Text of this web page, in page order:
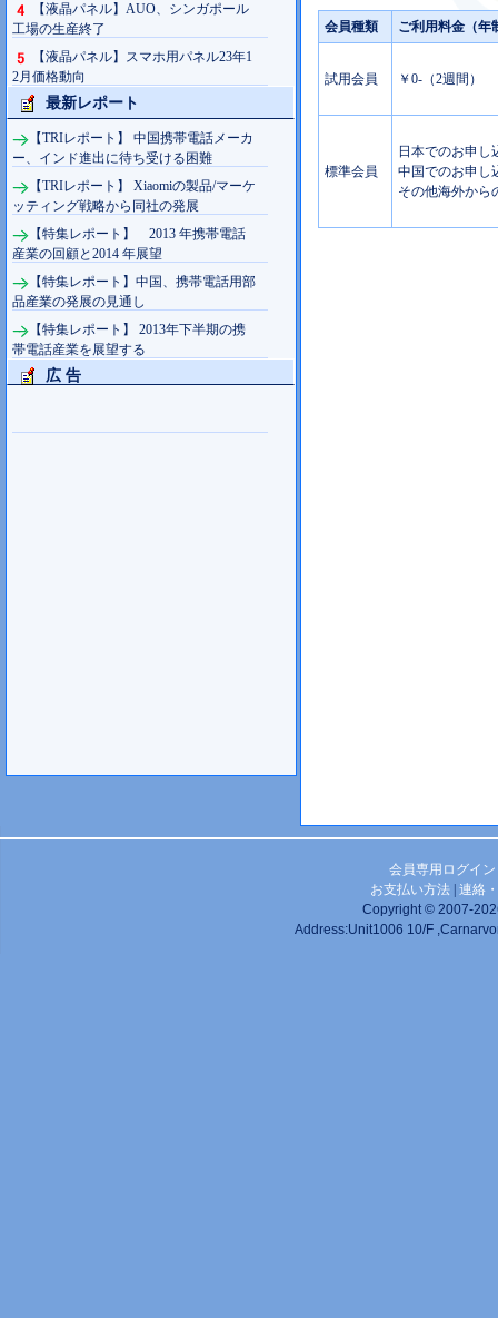
【液晶パネル】AUO、シンガポール
工場の生産終了
【液晶パネル】スマホ用パネル23年1
2月価格動向
最新レポート
【TRIレポート】 中国携帯電話メーカ
ー、インド進出に待ち受ける困難
【TRIレポート】 Xiaomiの製品/マーケ
ッティング戦略から同社の発展
【特集レポート】 2013 年携帯電話
産業の回顧と2014 年展望
【特集レポート】中国、携帯電話用部
品産業の発展の見通し
【特集レポート】 2013年下半期の携
帯電話産業を展望する
広 告
会員種類 ご利用料金（年
試用会員 ￥0-（2週間）
標準会員
日本でのお申し
中国でのお申し
その他海外から